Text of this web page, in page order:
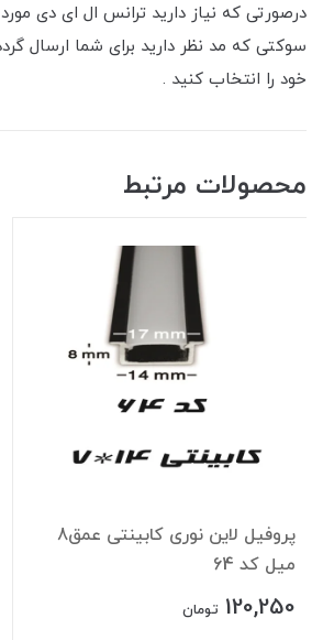
درصورتی که نیاز دارید ترانس ال ای دی
سوکتی که مد نظر دارید برای شما ارسال
خود را انتخاب کنید .
محصولات مرتبط
پروفیل لاین نوری کابینتی عمق8
میل کد 64
120,250 تومان